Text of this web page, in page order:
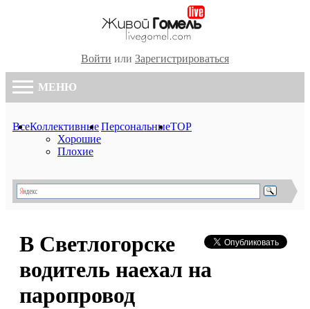
Войти или Зарегистрироваться
МЕНЮ
ВсеКоллективные
Хорошие
Плохие
ПерсональныеTOP
В Светлогорске
водитель наехал на
паропровод